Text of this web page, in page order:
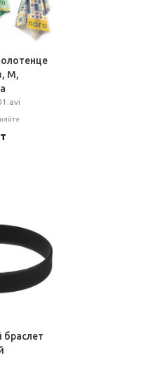
M,